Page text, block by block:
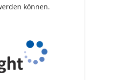
können.